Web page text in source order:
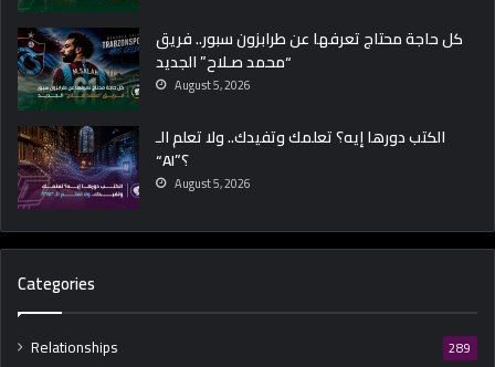
كل حاجة محتاج تعرفها عن طرابزون سبور.. فريق
“محمد صـلاح” الجديد
August 5, 2026
الكتب دورها إيه؟ تعلمك وتفيدك.. ولا تعلم الـ
“AI”؟
August 5, 2026
Categories
Relationships 289